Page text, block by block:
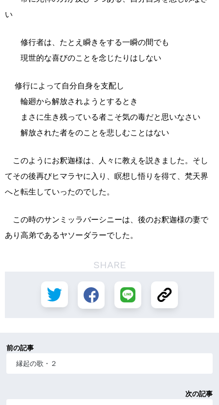
い
修行者は、たとえ瞬きをする一瞬の間でも
現世的な喜びのことを念じたりはしない
修行によって自分自身を支配し
輪廻から解放されようとするとき
まさに生き残っている者こそ気の毒だと思いなさい
解放された者をのことを悲しむことはない
このようにお釈迦様は、人々に教えを説きました。そし
てその後再びヒマラヤに入り、瞑想し悟りを得て、梵天界
へと転生していったのでした。
この時のサンミッラバーシニーは、後のお釈迦様の妻で
あり高弟であるヤソーダラーでした。
SHARE
前の記事
縁起の歌・２
次の記事